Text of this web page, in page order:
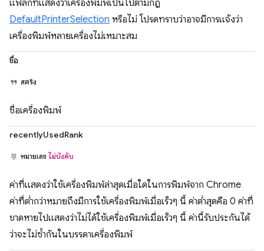
แฟล็กที่แสดงว่าเครื่องพิมพ์เป็นไปตามกฎ
DefaultPrinterSelection หรือไม่ โปรดทราบว่าอาจมีการแจ้งว่า
เครื่องพิมพ์หลายเครื่องไม่เหมาะสม
ชื่อ
สตริง
ชื่อเครื่องพิมพ์
recentlyUsedRank
หมายเลข ไม่บังคับ
ค่าที่แสดงว่าใช้เครื่องพิมพ์ล่าสุดเมื่อใดในการพิมพ์จาก Chrome
ค่าที่ต่ำกว่าหมายถึงมีการใช้เครื่องพิมพ์เมื่อเร็วๆ นี้ ค่าต่ำสุดคือ 0 ค่าที่
ขาดหายไปแสดงว่าไม่ได้ใช้เครื่องพิมพ์เมื่อเร็วๆ นี้ ค่านี้รับประกันได้
ว่าจะไม่ซ้ำกันในบรรดาเครื่องพิมพ์